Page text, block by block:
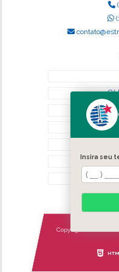
Copyright © Estrela
Insira seu